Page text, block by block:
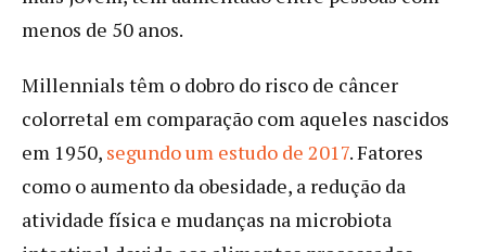
menos de 50 anos.
Millennials têm o dobro do risco de câncer
colorretal em comparação com aqueles nascidos
em 1950, segundo um estudo de 2017. Fatores
como o aumento da obesidade, a redução da
atividade física e mudanças na microbiota